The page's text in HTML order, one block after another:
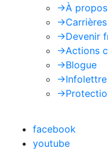
->À propos
->Carrières
->Devenir
->Actions
->Blogue
->Infolettre
->
facebook
youtube